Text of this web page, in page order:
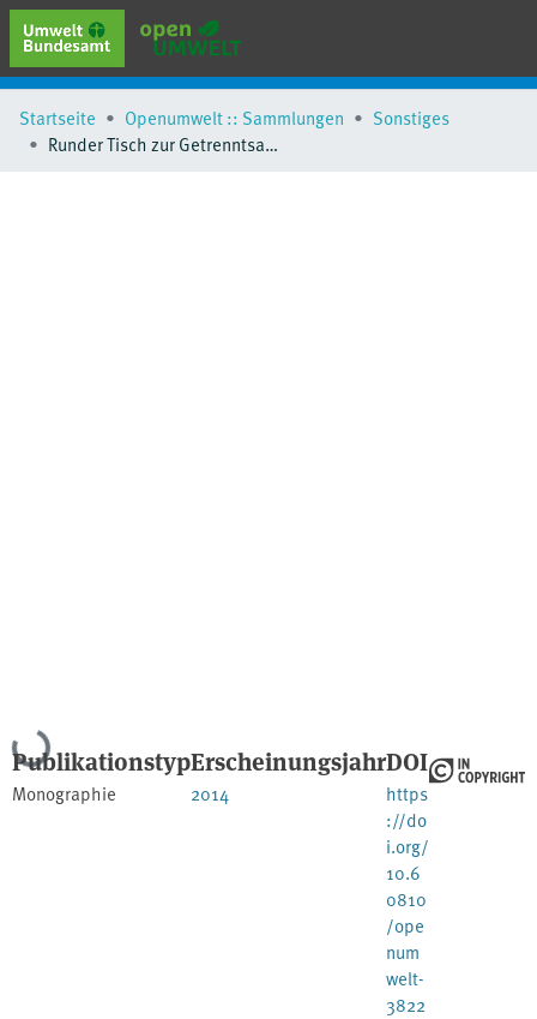
erweiterte Suche
Browse
Startseite Openumwelt :: Sammlungen
Sonstiges
Runder Tisch zur Getrenntsammlung fester Haushaltsabfälle in der Stadt Kaliningrad (Russische Föderation)
Lade...
Publikationstyp
Monographie
Erscheinungsjahr
2014
DOI
https
://do
i.org/
10.6
0810
/ope
num
welt-
3822